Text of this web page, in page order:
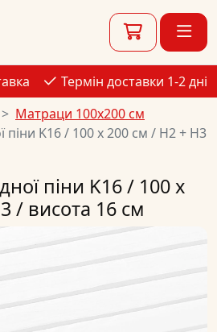
Термін доставки 1-2 дні
Матраци 100x200 см
піни K16 / 100 x 200 см / H2 + H3
піни K16 / 100 x
/ висота 16 см